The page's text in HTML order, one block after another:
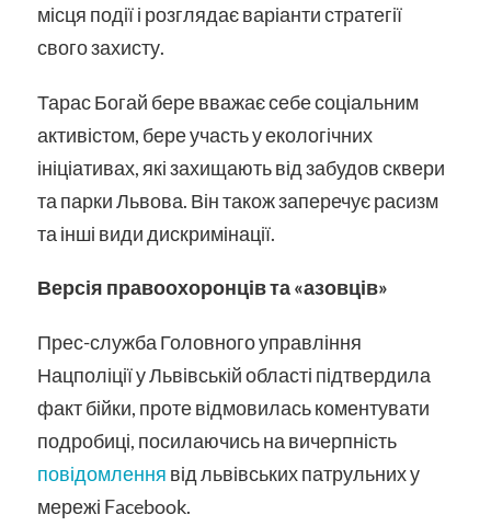
місця події і розглядає варіанти стратегії
свого захисту.
Тарас Богай бере вважає себе соціальним
активістом, бере участь уекологічних
ініціативах, які захищають від забудов сквери
та парки Львова. Він також заперечує расизм
та інші види дискримінації.
Версія правоохоронців та «азовців»
Прес-служба Головного управління
Нацполіції у Львівській області підтвердила
факт бійки, проте відмовилась коментувати
подробиці, посилаючись на вичерпність
повідомлення від львівських патрульних у
мережі Facebook.